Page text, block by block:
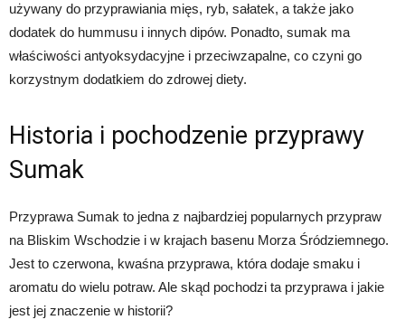
używany do przyprawiania mięs, ryb, sałatek, a także jako
dodatek do hummusu i innych dipów. Ponadto, sumak ma
właściwości antyoksydacyjne i przeciwzapalne, co czyni go
korzystnym dodatkiem do zdrowej diety.
Historia i pochodzenie przyprawy
Sumak
Przyprawa Sumak to jedna z najbardziej popularnych przypraw
na Bliskim Wschodzie i w krajach basenu Morza Śródziemnego.
Jest to czerwona, kwaśna przyprawa, która dodaje smaku i
aromatu do wielu potraw. Ale skąd pochodzi ta przyprawa i jakie
jest jej znaczenie w historii?